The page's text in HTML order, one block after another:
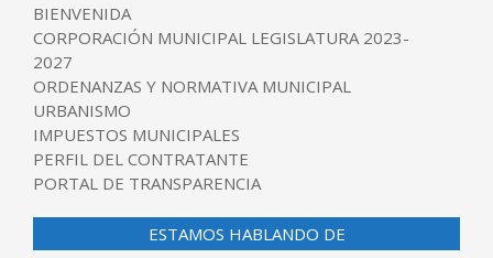
BIENVENIDA
CORPORACIÓN MUNICIPAL LEGISLATURA 2023-
2027
ORDENANZAS Y NORMATIVA MUNICIPAL
URBANISMO
IMPUESTOS MUNICIPALES
PERFIL DEL CONTRATANTE
PORTAL DE TRANSPARENCIA
ESTAMOS HABLANDO DE